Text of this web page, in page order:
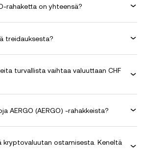
rahaketta on yhteensä?
treidauksesta?
turvallista vaihtaa valuuttaan CHF
AERGO (AERGO) -rahakkeista?
kryptovaluutan ostamisesta. Keneltä